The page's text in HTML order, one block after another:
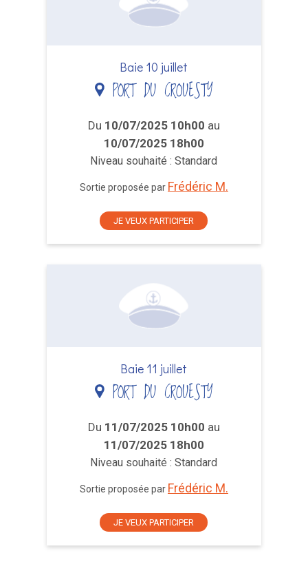
Baie 10 juillet
PORT DU CROUESTY
Du 10/07/2025 10h00 au
10/07/2025 18h00
Niveau souhaité : Standard
Sortie proposée par Frédéric M.
JE VEUX PARTICIPER
Baie 11 juillet
PORT DU CROUESTY
Du 11/07/2025 10h00 au
11/07/2025 18h00
Niveau souhaité : Standard
Sortie proposée par Frédéric M.
JE VEUX PARTICIPER